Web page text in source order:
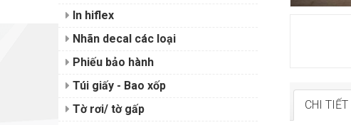
CHI
In hiflex
Nhãn decal các loại
Phiếu bảo hành
Túi giấy - Bao xốp
Tờ rơi/ tờ gấp